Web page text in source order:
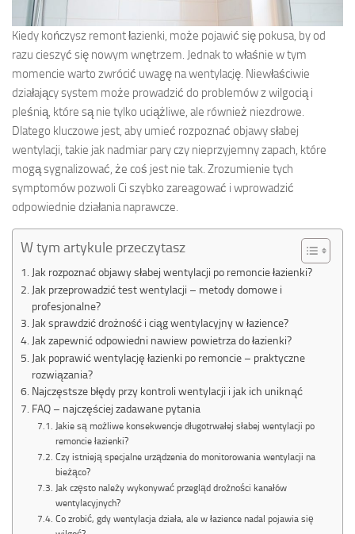
Kiedy kończysz remont łazienki, może pojawić się pokusa, by od
razu cieszyć się nowym wnętrzem. Jednak to właśnie w tym
momencie warto zwrócić uwagę na wentylację. Niewłaściwie
działający system może prowadzić do problemów z wilgocią i
pleśnią, które są nie tylko uciążliwe, ale również niezdrowe.
Dlatego kluczowe jest, aby umieć rozpoznać objawy słabej
wentylacji, takie jak nadmiar pary czy nieprzyjemny zapach, które
mogą sygnalizować, że coś jest nie tak. Zrozumienie tych
symptomów pozwoli Ci szybko zareagować i wprowadzić
odpowiednie działania naprawcze.
W tym artykule przeczytasz
Jak rozpoznać objawy słabej wentylacji po remoncie łazienki?
Jak przeprowadzić test wentylacji – metody domowe i
profesjonalne?
Jak sprawdzić drożność i ciąg wentylacyjny w łazience?
Jak zapewnić odpowiedni nawiew powietrza do łazienki?
Jak poprawić wentylację łazienki po remoncie – praktyczne
rozwiązania?
Najczęstsze błędy przy kontroli wentylacji i jak ich uniknąć
FAQ – najczęściej zadawane pytania
Jakie są możliwe konsekwencje długotrwałej słabej wentylacji po
remoncie łazienki?
Czy istnieją specjalne urządzenia do monitorowania wentylacji na
bieżąco?
Jak często należy wykonywać przegląd drożności kanałów
wentylacyjnych?
Co zrobić, gdy wentylacja działa, ale w łazience nadal pojawia się